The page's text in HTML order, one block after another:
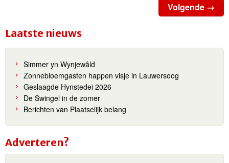
Volgende →
Laatste nieuws
Simmer yn Wynjewâld
Zonnebloemgasten happen visje in Lauwersoog
Geslaagde Hynstedei 2026
De Swingel in de zomer
Berichten van Plaatselijk belang
Adverteren?